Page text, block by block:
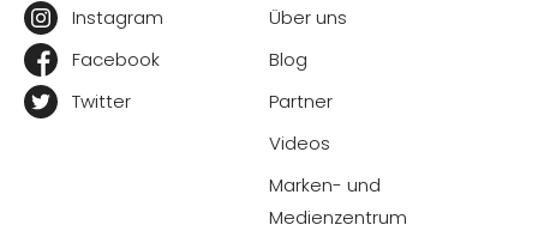
Instagram
Facebook
Twitter
Über uns
Blog
Partner
Videos
Marken- und
Medienzentrum